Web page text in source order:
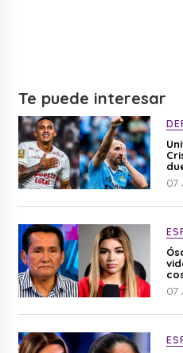
Te puede interesar
07
07